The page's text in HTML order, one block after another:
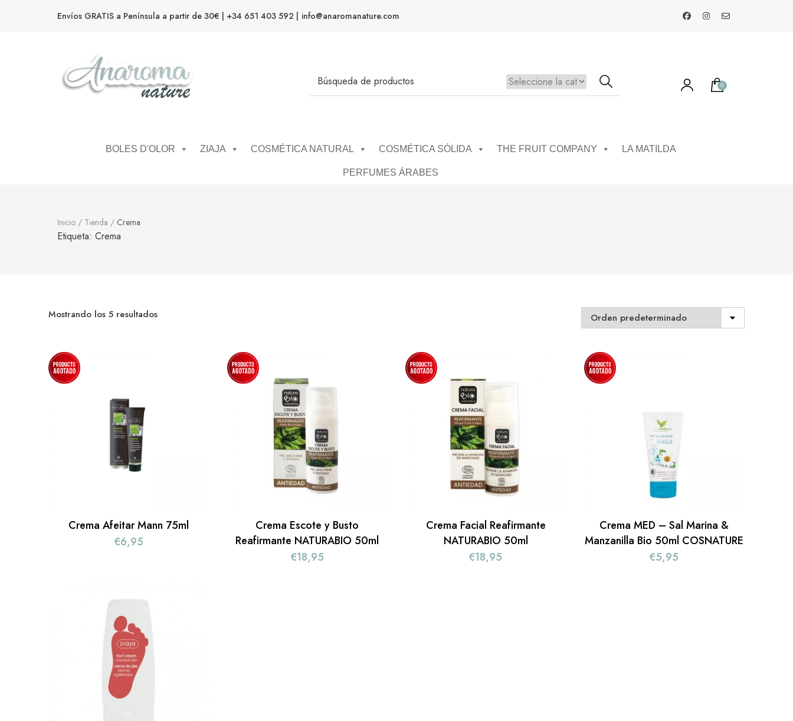
Envíos GRATIS a Península a partir de 30€ | +34 651 403 592 | info@anaromanature.com
0
BOLES D'OLOR ZIAJA COSMÉTICA NATURAL COSMÉTICA SÓLIDA THE FRUIT COMPANY LA MATILDA
PERFUMES ÁRABES
Inicio / Tienda / Crema
Etiqueta: Crema
Mostrando los 5 resultados
Crema Afeitar Mann 75ml
€6,95
Crema Escote y Busto
Reafirmante NATURABIO 50ml
€18,95
Crema Facial Reafirmante
NATURABIO 50ml
€18,95
Crema MED – Sal Marina &
Manzanilla Bio 50ml COSNATURE
€5,95